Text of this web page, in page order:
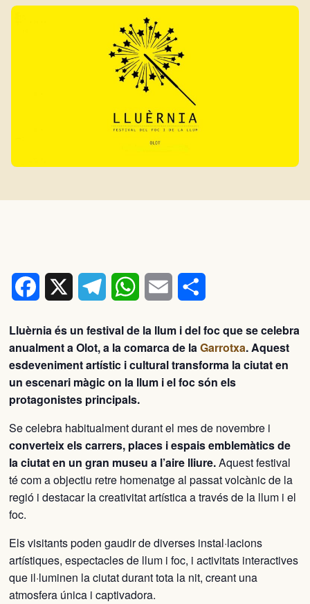
Facebook TelegramWhatsApp
Email
Lluèrnia és un festival de la llum i del foc que se celebra
anualment a Olot, a la comarca de laGarrotxa. Aquest
esdeveniment artístic i cultural transforma la ciutat en
un escenari màgic on la llum i el foc són els
protagonistes principals.
Se celebra habitualment durant el mes de novembre i
converteix els carrers, places i espais emblemàtics de
la ciutat en un gran museu a l’aire lliure.Aquest festival
té com a objectiu retre homenatge al passat volcànic de la
regió i destacar la creativitat artística a través de la llum i el
foc.
Els visitants poden gaudir de diverses instal·lacions
artístiques, espectacles de llum i foc, i activitats interactives
que il·luminen la ciutat durant tota la nit, creant una
atmosfera única i captivadora.